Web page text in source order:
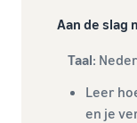
Aan de slag
Taal:
Leer
en je